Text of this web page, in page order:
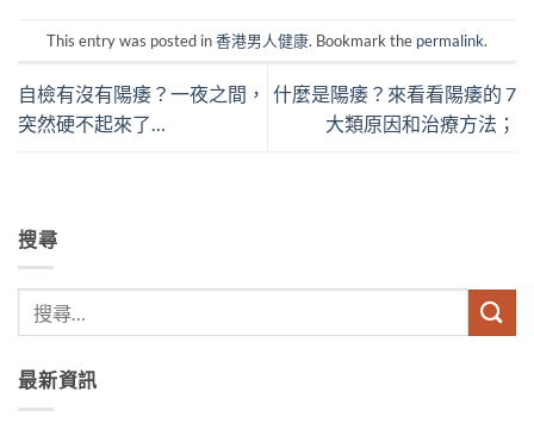
This entry was posted in香港男人健康. Bookmark the permalink.
自檢有沒有陽痿？一夜之間，
突然硬不起來了…
什麼是陽痿？來看看陽痿的 7
大類原因和治療方法；
搜尋
最新資訊